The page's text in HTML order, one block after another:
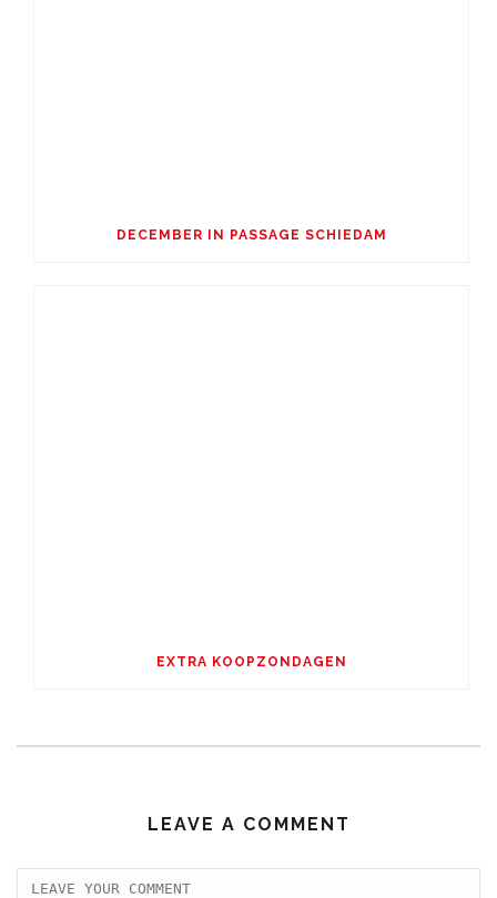
DECEMBER IN PASSAGE SCHIEDAM
EXTRA KOOPZONDAGEN
LEAVE A COMMENT